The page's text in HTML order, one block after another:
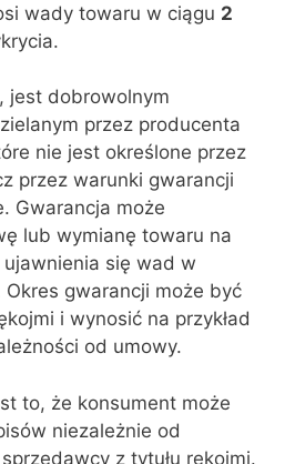
wady towaru w ciągu 2
jest dobrowolnym
przez producenta
nie jest określone przez
przez warunki gwarancji
Gwarancja może
lub wymianę towaru na
się wad w
Okres gwarancji może być
i wynosić na przykład
od umowy.
to, że konsument może
niezależnie od
z tytułu rękojmi.